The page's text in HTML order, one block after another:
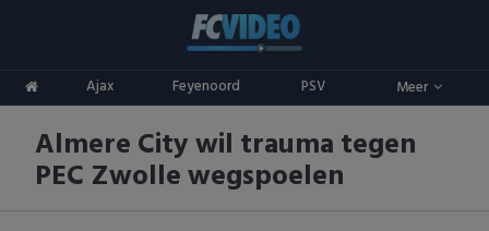
Ajax Feyenoord PSV Meer
ADO Den Haag
Ajax
Competities
Eredivisie
Keuken Kampioen Divisie
Oranje
Almere City wil trauma tegen
PEC Zwolle wegspoelen